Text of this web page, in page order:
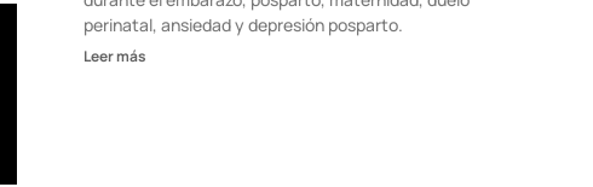
perinatal, ansiedad y depresión posparto.
Leer más